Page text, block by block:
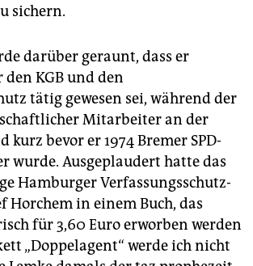
sichern.
darüber geraunt, dass er
KGB und den
tätig gewesen sei, während der
Mitarbeiter an der
kurz bevor er 1974 Bremer SPD-
wurde. Ausgeplaudert hatte das
Hamburger Verfassungsschutz-
Horchem in einem Buch, das
für 3,60 Euro erworben werden
„Doppelagent“ werde ich nicht